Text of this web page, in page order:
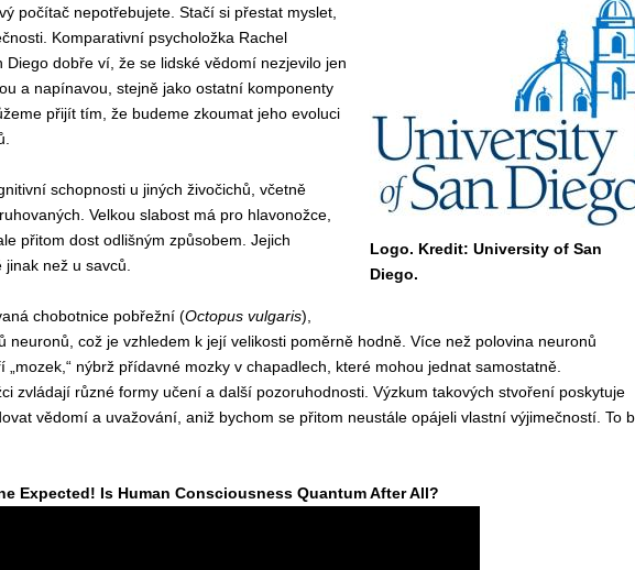
Logo. Kredit: University of San
Diego.
počítač nepotřebujete. Stačí si přestat myslet,
Komparativní psycholožka Rachel
dobře ví, že se lidské vědomí nezjevilo jen
a napínavou, stejně jako ostatní komponenty
přijít tím, že budeme zkoumat jeho evoluci
schopnosti u jiných živočichů, včetně
Velkou slabost má pro hlavonožce,
přitom dost odlišným způsobem. Jejich
než u savců.
chobotnice pobřežní (Octopus vulgaris),
neuronů, což je vzhledem k její velikosti poměrně hodně. Více než polovina neuronů
nýbrž přídavné mozky v chapadlech, které mohou jednat samostatně.
zvládají různé formy učení a další pozoruhodnosti. Výzkum takových stvoření poskytuje
vědomí a uvažování, aniž bychom se přitom neustále opájeli vlastní výjimečností. To
Expected! Is Human Consciousness Quantum After All?